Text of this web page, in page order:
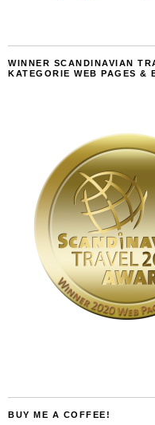
WINNER SCANDINAVIAN
KATEGORIE WEB PAGES &
BUY ME A COFFEE!